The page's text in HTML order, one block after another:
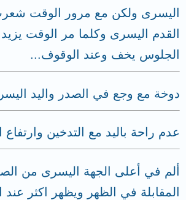
اليسرى ولكن مع مرور الوقت
القدم اليسرى وكلما مر الوقت
الجلوس يخف وعند الوقوف...
دوخة مع وجع في الصدر واليد
عدم راحة باليد مع التدخين وارتفاع
ألم في أعلى الجهة اليسرى من
المقابلة في الظهر ويظهر اكثر